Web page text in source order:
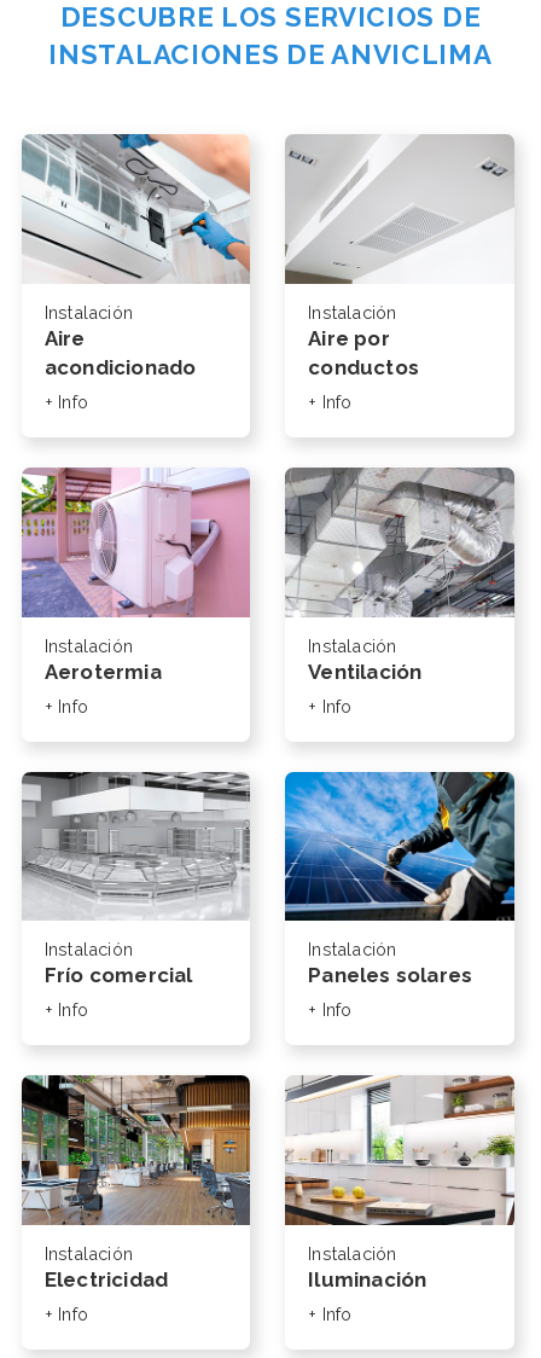
DESCUBRE LOS SERVICIOS DE
INSTALACIONES DE ANVICLIMA
Instalación
Aire
acondicionado
+ Info
Instalación
Aire por
conductos
+ Info
Instalación
Aerotermia
+ Info
Instalación
Ventilación
+ Info
Instalación
Frío comercial
+ Info
Instalación
Paneles solares
+ Info
Instalación
Electricidad
+ Info
Instalación
Iluminación
+ Info